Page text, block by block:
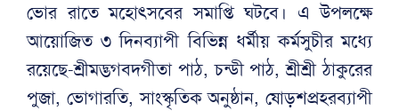
ভোর রাতে মহোৎসবের সমাপ্তি ঘটবে। এ উপলক্ষে
আয়োজিত ৩ দিনব্যাপী বিভিন্ন ধর্মীয় কর্মসুচীর মধ্যে
রয়েছে-শ্রীমদ্ভগবদগীতা পাঠ, চন্ডী পাঠ, শ্রীশ্রী ঠাকুরের
পুজা, ভোগারতি, সাংস্কৃতিক অনুষ্ঠান, ষোড়শপ্রহরব্যাপী